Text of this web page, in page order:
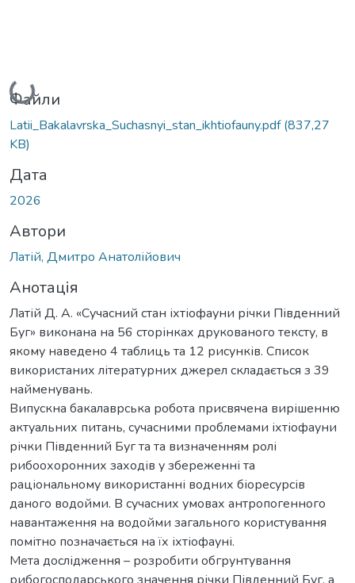
Вантажиться...
Файли
Latii_Bakalavrska_Suchasnyi_stan_ikhtiofauny.pdf(837,27
KB)
Дата
2026
Автори
Латій, Дмитро Анатолійович
Анотація
Латій Д. А. «Сучасний стан іхтіофауни річки Південний
Буг» виконана на 56 сторінках друкованого тексту, в
якому наведено 4 таблиць та 12 рисунків. Список
використаних літературних джерел складається з 39
найменувань.
Випускна бакалаврська робота присвячена вирішенню
актуальних питань, сучасними проблемами іхтіофауни
річки Південний Буг та та визначенням ролі
рибоохоронних заходів у збереженні та
раціональному використанні водних біоресурсів
даного водойми. В сучасних умовах антропогенного
навантаження на водойми загального користування
помітно позначається на їх іхтіофауні.
Мета дослідження – розробити обгрунтування